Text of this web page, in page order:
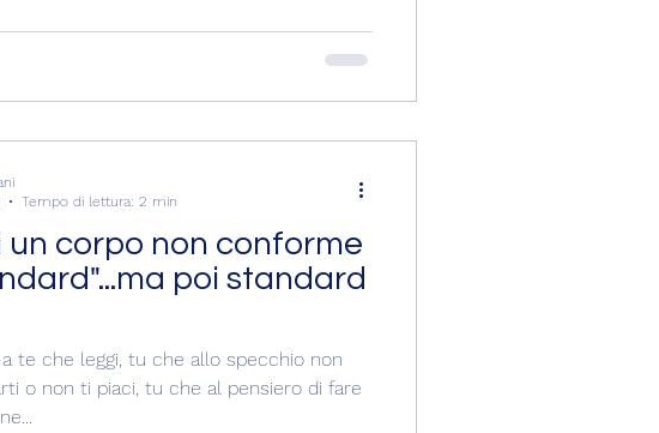
un corpo non conforme
poi standard
a te che leggi, tu che allo specchio non
o non ti piaci, tu che al pensiero di fare
Tempo di lettura: 2 min